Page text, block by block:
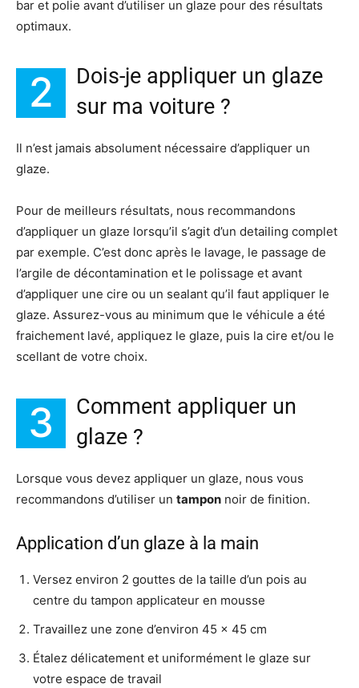
bar et polie avant d’utiliser un glaze pour des résultats
optimaux.
2
Dois-je appliquer un glaze
sur ma voiture ?
Il n’est jamais absolument nécessaire d’appliquer un
glaze.
Pour de meilleurs résultats, nous recommandons
d’appliquer un glaze lorsqu’il s’agit d’un detailing complet
par exemple. C’est donc après le lavage, le passage de
l’argile de décontamination et le polissage et avant
d’appliquer une cire ou un sealant qu’il faut appliquer le
glaze. Assurez-vous au minimum que le véhicule a été
fraichement lavé, appliquez le glaze, puis la cire et/ou le
scellant de votre choix.
3
Comment appliquer un
glaze ?
Lorsque vous devez appliquer un glaze, nous vous
recommandons d’utiliser un tampon noir de finition.
Application d’un glaze à la main
Versez environ 2 gouttes de la taille d’un pois au
centre du tampon applicateur en mousse
Travaillez une zone d’environ 45 x 45 cm
Étalez délicatement et uniformément le glaze sur
votre espace de travail